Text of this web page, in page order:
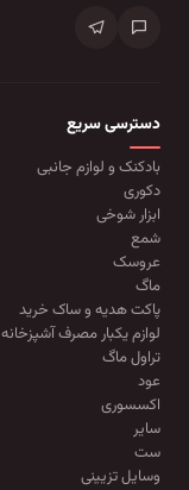
دسترسی سریع
بادکنک و لوازم جانبی
دکوری
ابزار شوخی
شمع
عروسک
ماگ
پاکت هدیه و ساک خرید
لوازم یکبار مصرف آشپزخانه
تراول ماگ
عود
اکسسوری
سایر
ست
وسایل تزیینی